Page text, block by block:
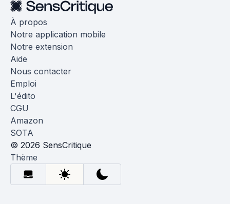
À propos
Notre application mobile
Notre extension
Aide
Nous contacter
Emploi
L'édito
CGU
Amazon
SOTA
© 2026 SensCritique
Thème